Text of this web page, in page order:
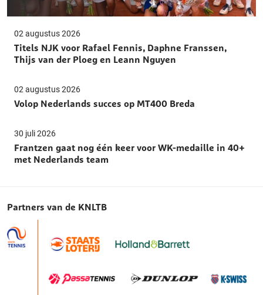
02 augustus 2026
Titels NJK voor Rafael Fennis, Daphne Franssen,
Thijs van der Ploeg en Leann Nguyen
02 augustus 2026
Volop Nederlands succes op MT400 Breda
30 juli 2026
Frantzen gaat nog één keer voor WK-medaille in 40+
met Nederlands team
Partners van de KNLTB